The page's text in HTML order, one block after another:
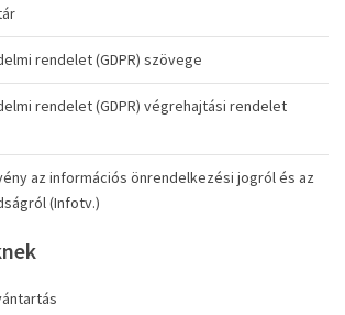
rendelet (GDPR) szövege
rendelet (GDPR) végrehajtási rendelet
az információs önrendelkezési jogról és az
(Infotv.)